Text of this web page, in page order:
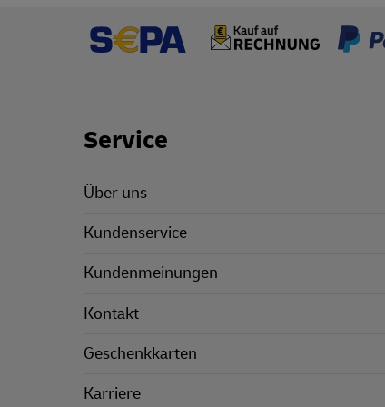
Footer Links
Service
Über uns
Kundenservice
Kundenmeinungen
Kontakt
Geschenkkarten
Karriere